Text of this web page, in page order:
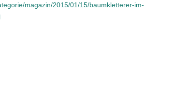
magazin/2015/01/15/baumkletterer-im-